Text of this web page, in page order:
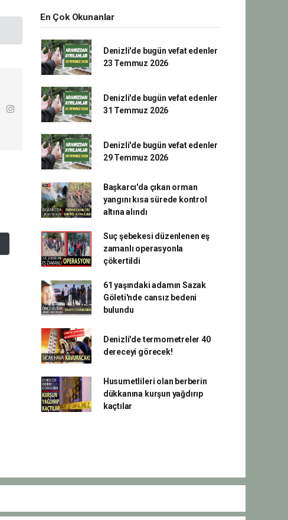
En Çok Okunanlar
Denizli'de bugün vefat edenler
23 Temmuz 2026
Denizli'de bugün vefat edenler
31 Temmuz 2026
Denizli'de bugün vefat edenler
29 Temmuz 2026
Başkarcı'da çıkan orman
yangını kısa sürede kontrol
altına alındı
Suç şebekesi düzenlenen eş
zamanlı operasyonla
çökertildi
61 yaşındaki adamın Sazak
Göleti'nde cansız bedeni
bulundu
Denizli'de termometreler 40
dereceyi görecek!
Husumetlileri olan berberin
dükkanına kurşun yağdırıp
kaçtılar